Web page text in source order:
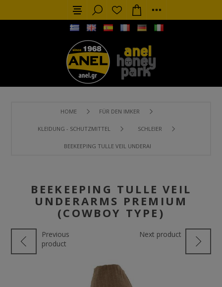
HOME FÜR DEN IMKER
KLEIDUNG - SCHUTZMITTEL SCHLEIER
BEEKEEPING TULLE VEIL UNDERARMS PREMIUM (COWBOY
BEEKEEPING TULLE VEIL
UNDERARMS PREMIUM
(COWBOY TYPE)
Previous
product
Next product